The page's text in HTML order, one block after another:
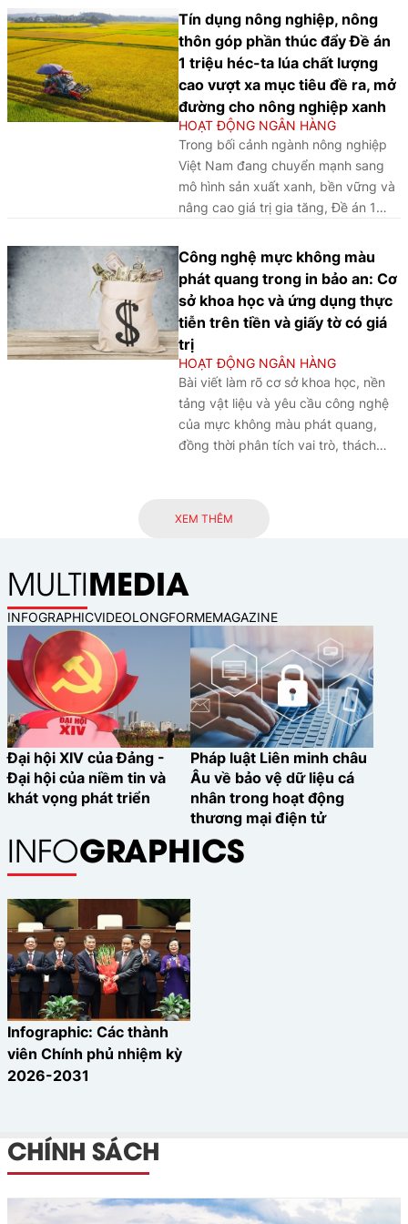
cơ chế đặc thù của Luật Thủ đô
2024, qua đó góp phần huy động,
phân bổ nguồn lực và củng cố nền
tảng tài chính cho phát triển kinh tế
Thủ đô theo hướng bền vững.
Tín dụng nông nghiệp, nông
thôn góp phần thúc đẩy Đề án
1 triệu héc-ta lúa chất lượng
cao vượt xa mục tiêu đề ra, mở
đường cho nông nghiệp xanh
HOẠT ĐỘNG NGÂN HÀNG
Trong bối cảnh ngành nông nghiệp
Việt Nam đang chuyển mạnh sang
mô hình sản xuất xanh, bền vững và
nâng cao giá trị gia tăng, Đề án 1
kỳ vọng trở thành động lực quan
trọng cho tái cơ cấu ngành lúa gạo.
Để hiện thực hóa mục tiêu này, tín
dụng nông nghiệp, nông thôn giữ vai
trò “đòn bẩy” then chốt, góp phần
bảo đảm nguồn lực tài chính cho
người dân, hợp tác xã và doanh
nghiệp đầu tư vào sản xuất quy mô
lớn, ứng dụng công nghệ cao. Với
định hướng chính sách linh hoạt và
nghiệp hiện đại, hiệu quả và bền
Công nghệ mực không màu
phát quang trong in bảo an: Cơ
sở khoa học và ứng dụng thực
tiễn trên tiền và giấy tờ có giá
trị
HOẠT ĐỘNG NGÂN HÀNG
Bài viết làm rõ cơ sở khoa học, nền
tảng vật liệu và yêu cầu công nghệ
của mực không màu phát quang,
đồng thời phân tích vai trò, thách
XEM THÊM
MULTIMEDIA
INFOGRAPHICVIDEOLONGFORMEMAGAZINE
Đại hội XIV của Đảng -
Đại hội của niềm tin và
khát vọng phát triển
Pháp luật Liên minh châu
Âu về bảo vệ dữ liệu cá
nhân trong hoạt động
thương mại điện tử
INFOGRAPHICS
Infographic: Các thành
viên Chính phủ nhiệm kỳ
2026-2031
CHÍNH SÁCH